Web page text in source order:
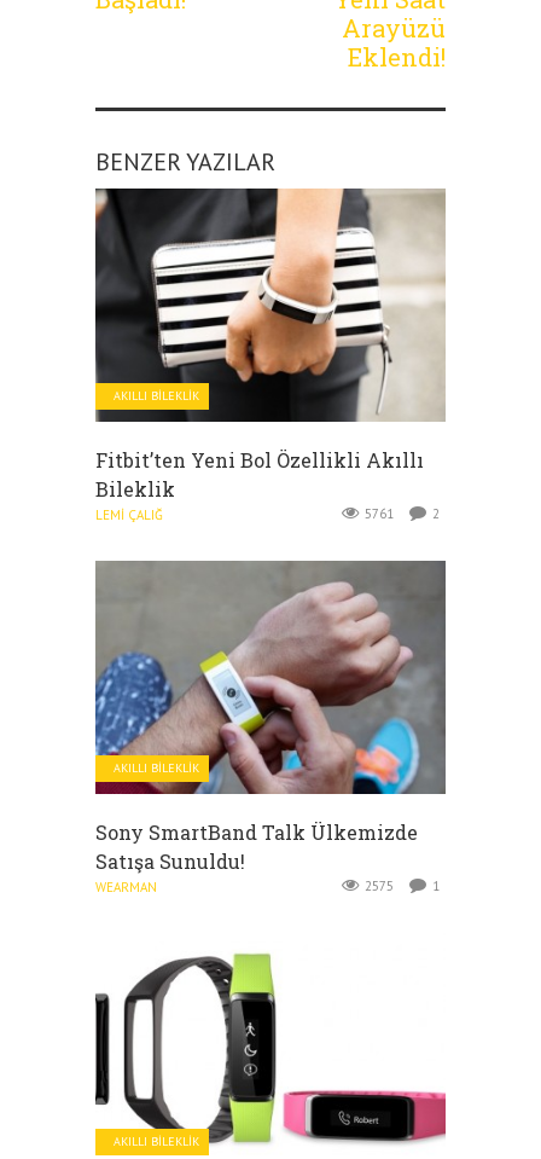
Arayüzü
Eklendi!
BENZER YAZILAR
AKILLI BILEKLIK
Fitbit’ten Yeni Bol Özellikli Akıllı
Bileklik
LEMI ÇALIĞ 5761 2
AKILLI BILEKLIK
Sony SmartBand Talk Ülkemizde
Satışa Sunuldu!
WEARMAN 2575 1
AKILLI BILEKLIK